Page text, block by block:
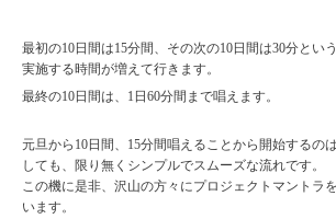
最初の10日間は15分間、その次の10日間は30分とい
実施する時間が増えて行きます。
最終の10日間は、1日60分間まで唱えます。
元旦から10日間、15分間唱えることから開始するの
しても、限り無くシンプルでスムーズな流れです。
この機に是非、沢山の方々にプロジェクトマントラ
います。